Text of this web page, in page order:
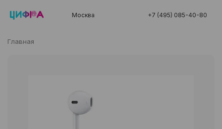
Москва +7 (495) 085-40-80
Главная